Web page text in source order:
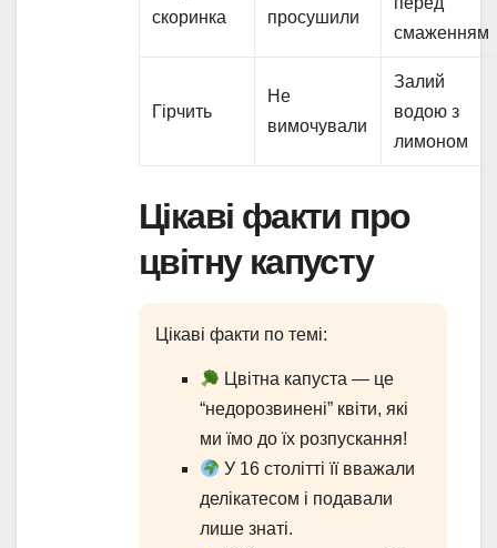
скоринка
просушили
смаженням
Гірчить
Не
вимочували
Залий
водою з
лимоном
Цікаві факти про
цвітну капусту
Цікаві факти по темі:
Цвітна капуста — це
“недорозвинені” квіти, які
ми їмо до їх розпускання!
У 16 столітті її вважали
делікатесом і подавали
лише знаті.